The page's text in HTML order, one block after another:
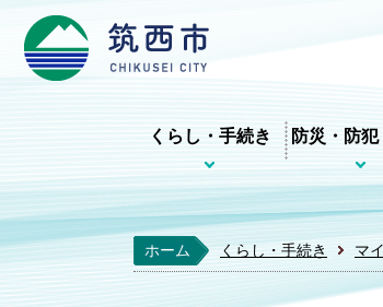
くらし・手続き 防災・防
ホーム くらし・手続き マ